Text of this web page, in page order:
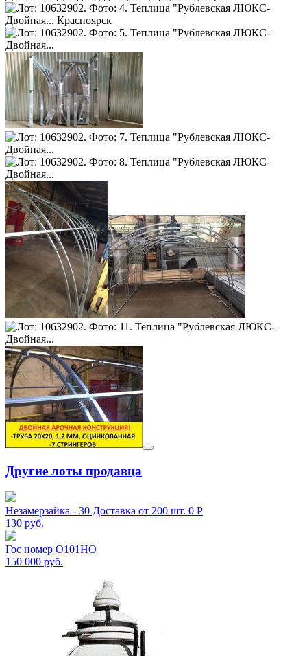
Другие лоты продавца
Незамерзайка - 30 Доставка от 200 шт. 0 Р
130 руб.
Гос номер О101НО
150 000 руб.